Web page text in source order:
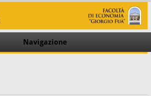
Navigazione